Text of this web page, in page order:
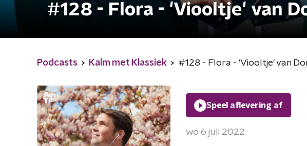
#128 - Flora - 'Viooltje' van
Podcasts Kalm met Klassiek #128 - Flora - 'Viooltje' van
Speel aflevering af
wo 6 juli 2022